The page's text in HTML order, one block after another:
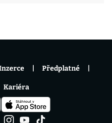
Předplatné
Kariéra